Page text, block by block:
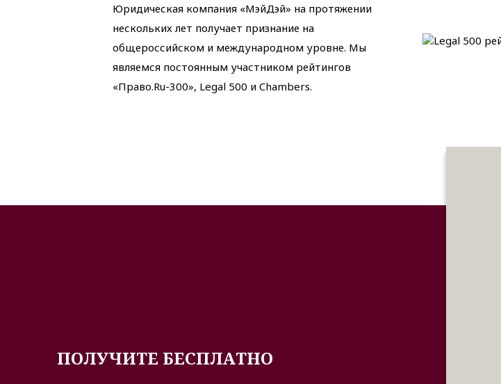
Юридическая компания «МэйДэй» на протяжении
нескольких лет получает признание на
общероссийском и международном уровне. Мы
являемся постоянным участником рейтингов
«Право.Ru-300», Legal 500 и Chambers.
ПОЛУЧИТЕ БЕСПЛАТНО